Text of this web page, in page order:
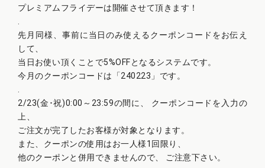
プレミアムフライデーは開催させて頂きます！
先月同様、事前に当日のみ使えるクーポンコードをお伝え
して、
当日お使い頂くことで5%OFFとなるシステムです。
今月のクーポンコードは「240223」です。
2/23(金･祝)0:00 ～ 23:59の間に、 クーポンコードを入力の
上、
ご注文が完了したお客様が対象となります。
また、クーポンの使用はお一人様1回限り、
他のクーポンと併用できませんので、 ご注意下さい。